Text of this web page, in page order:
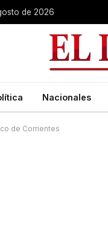
de 2026
Nacionales
de Corrientes